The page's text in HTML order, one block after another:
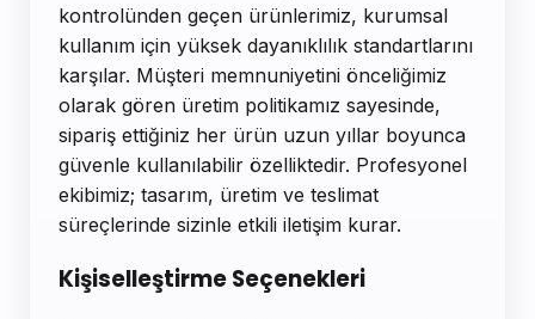
kontrolünden geçen ürünlerimiz, kurumsal
kullanım için yüksek dayanıklılık standartlarını
karşılar. Müşteri memnuniyetini önceliğimiz
olarak gören üretim politikamız sayesinde,
sipariş ettiğiniz her ürün uzun yıllar boyunca
güvenle kullanılabilir özelliktedir. Profesyonel
ekibimiz; tasarım, üretim ve teslimat
süreçlerinde sizinle etkili iletişim kurar.
Kişiselleştirme Seçenekleri